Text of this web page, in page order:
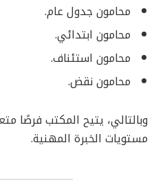
محامون جدول عام.
محامون ابتدائي.
محامون استئناف.
محامون نقض.
وبالتالي، يتيح المكتب فرصًا
مستويات الخبرة المهنية.